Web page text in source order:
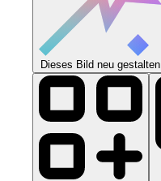
Dieses Bild neu gestalten